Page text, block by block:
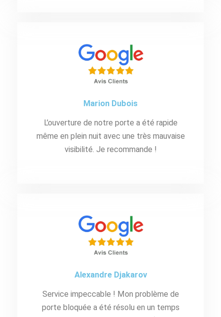
Marion Dubois
L’ouverture de notre porte a été rapide
même en plein nuit avec une très mauvaise
visibilité. Je recommande !
Alexandre Djakarov
Service impeccable ! Mon problème de
porte bloquée a été résolu en un temps